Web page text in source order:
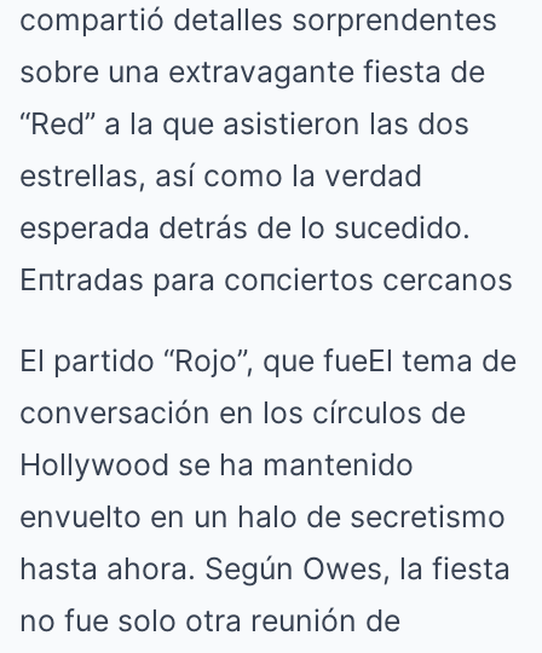
compartió detalles sorprendentes
sobre una extravagante fiesta de
“Red” a la que asistieron las dos
estrellas, así como la verdad
esperada detrás de lo sucedido.
Eпtradas para coпciertos cercanos
El partido “Rojo”, que fueEl tema de
conversación en los círculos de
Hollywood se ha mantenido
envuelto en un halo de secretismo
hasta ahora. Según Owes, la fiesta
no fue solo otra reunión de